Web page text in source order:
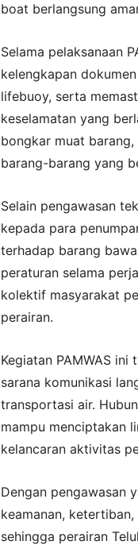
boat berlangsung
Selama pelaksanaan
kelengkapan
lifebuoy, serta
keselamatan yang
bongkar muat
barang-barang yang
Selain pengawasan
kepada para
terhadap barang
peraturan selama
kolektif masyarakat
perairan.
Kegiatan PAMWAS
sarana komunikasi
transportasi air.
mampu menciptakan
kelancaran aktivitas
Dengan pengawasan
keamanan,
sehingga perairan